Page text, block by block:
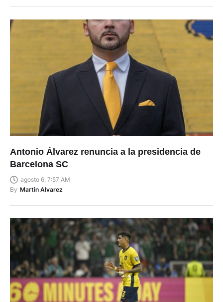
Antonio Álvarez renuncia a la presidencia de
Barcelona SC
agosto 6, 7:57 AM
By Martin Alvarez